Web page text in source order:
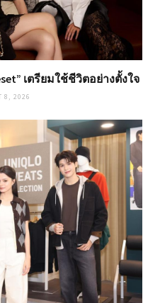
เตรียมใช้ชีวิตอย่างตั้งใจ
8, 2026